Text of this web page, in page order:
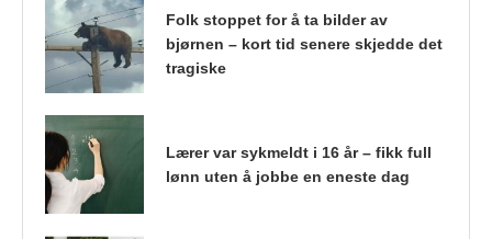
Folk stoppet for å ta bilder av
bjørnen – kort tid senere skjedde det
tragiske
Lærer var sykmeldt i 16 år – fikk full
lønn uten å jobbe en eneste dag